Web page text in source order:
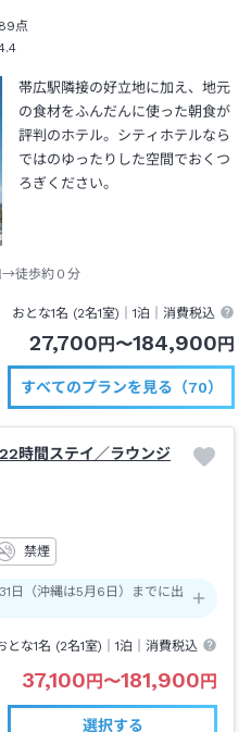
89 点
帯広駅隣接の好立地に加え、地元
の食材をふんだんに使った朝食が
評判のホテル。シティホテルなら
ではのゆったりした空間でおくつ
ろぎください。
→徒歩約０分
おとな1名 (2名1室)｜1泊 ｜消費税込
27,700 円 〜184,900 円
すべてのプランを見る（70）
時間ステイ／ラウンジ
禁煙
（沖縄は5月6日）までに出
とな1名 (2名1室)｜1泊 ｜消費税込
37,100 円 〜181,900 円
選択する